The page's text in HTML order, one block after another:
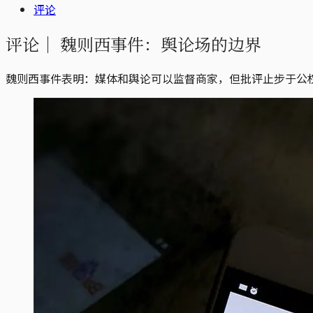
评论
评论｜ 魏则西事件：舆论场的边界
魏则西事件表明：媒体和舆论可以监督商家，但批评止步于公